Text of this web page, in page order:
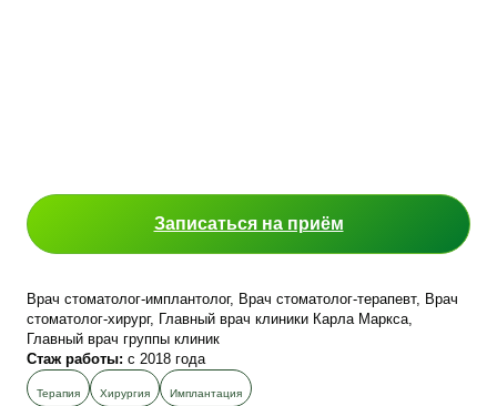
Записаться на приём
Врач стоматолог-имплантолог, Врач стоматолог-терапевт, Врач
стоматолог-хирург, Главный врач клиники Карла Маркса,
Главный врач группы клиник
Стаж работы: с 2018 года
Терапия Хирургия Имплантация